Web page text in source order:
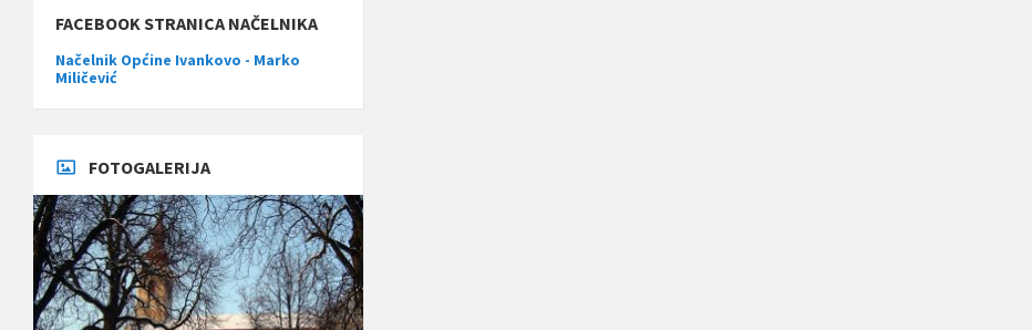
FACEBOOK STRANICA NAČELNIKA
Načelnik Općine Ivankovo - Marko
Miličević
FOTOGALERIJA